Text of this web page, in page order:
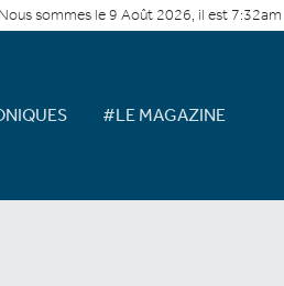
Nous sommes le 9 Août 2026, il est 7:32am
#LE MAGAZINE